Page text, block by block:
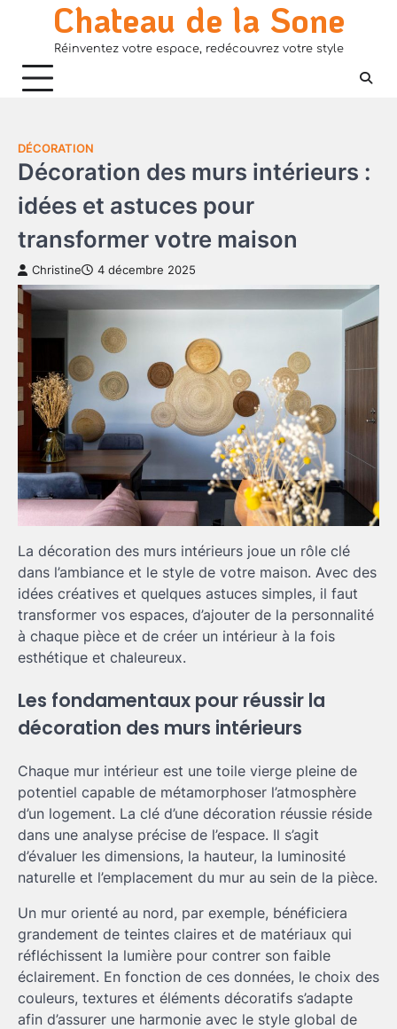
Chateau de la Sone
Réinventez votre espace, redécouvrez votre style
DÉCORATION
Décoration des murs intérieurs :
idées et astuces pour
transformer votre maison
Christine 4 décembre 2025
La décoration des murs intérieurs joue un rôle clé
dans l’ambiance et le style de votre maison. Avec des
idées créatives et quelques astuces simples, il faut
transformer vos espaces, d’ajouter de la personnalité
à chaque pièce et de créer un intérieur à la fois
esthétique et chaleureux.
Les fondamentaux pour réussir la
décoration des murs intérieurs
Chaque mur intérieur est une toile vierge pleine de
potentiel capable de métamorphoser l’atmosphère
d’un logement. La clé d’une décoration réussie réside
dans une analyse précise de l’espace. Il s’agit
d’évaluer les dimensions, la hauteur, la luminosité
naturelle et l’emplacement du mur au sein de la pièce.
Un mur orienté au nord, par exemple, bénéficiera
grandement de teintes claires et de matériaux qui
réfléchissent la lumière pour contrer son faible
éclairement. En fonction de ces données, le choix des
couleurs, textures et éléments décoratifs s’adapte
afin d’assurer une harmonie avec le style global de